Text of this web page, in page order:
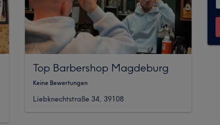
Top Barbershop Magdeburg
Keine Bewertungen
Liebknechtstraße 34, 39108